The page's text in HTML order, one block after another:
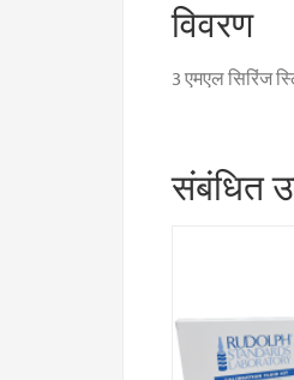
विवरण
3 एमएल सिरिंज
संबंधित